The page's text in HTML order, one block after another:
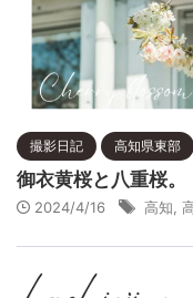
撮影日記 高知県東部
御衣黄桜と八重桜。
2024/4/16 高知